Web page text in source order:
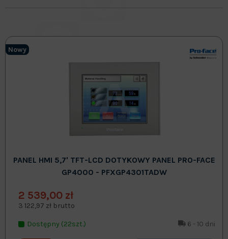
Nowy
PANEL HMI 5,7' TFT-LCD DOTYKOWY PANEL PRO-FACE
GP4000 - PFXGP4301TADW
2 539,00 zł
3 122,97 zł brutto
Dostępny (22szt.) 6 - 10 dni